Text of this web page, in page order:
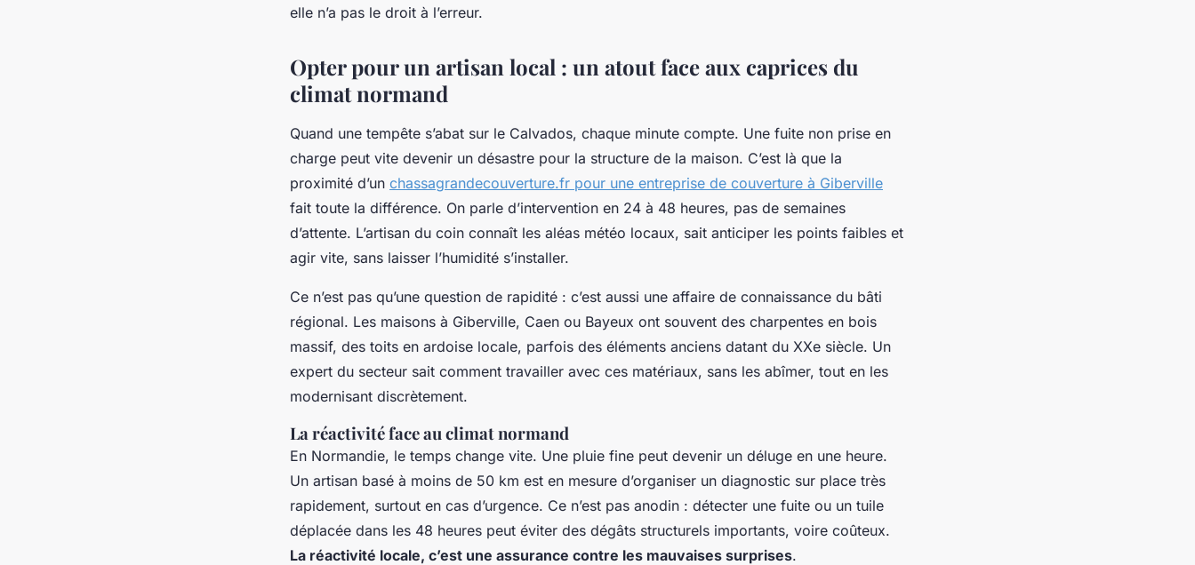
10 min de lectureelle n’a pas le droit à l’erreur.
Opter pour un artisan local : un atout face aux caprices du
climat normand
Quand une tempête s’abat sur le Calvados, chaque minute compte. Une fuite non prise en
charge peut vite devenir un désastre pour la structure de la maison. C’est là que la
proximité d’un chassagrandecouverture.fr pour une entreprise de couverture à Giberville
fait toute la différence. On parle d’intervention en 24 à 48 heures, pas de semaines
d’attente. L’artisan du coin connaît les aléas météo locaux, sait anticiper les points faibles et
agir vite, sans laisser l’humidité s’installer.
Ce n’est pas qu’une question de rapidité : c’est aussi une affaire de connaissance du bâti
régional. Les maisons à Giberville, Caen ou Bayeux ont souvent des charpentes en bois
massif, des toits en ardoise locale, parfois des éléments anciens datant du XXe siècle. Un
expert du secteur sait comment travailler avec ces matériaux, sans les abîmer, tout en les
modernisant discrètement.
La réactivité face au climat normand
En Normandie, le temps change vite. Une pluie fine peut devenir un déluge en une heure.
Un artisan basé à moins de 50 km est en mesure d’organiser un diagnostic sur place très
rapidement, surtout en cas d’urgence. Ce n’est pas anodin : détecter une fuite ou un tuile
déplacée dans les 48 heures peut éviter des dégâts structurels importants, voire coûteux.
La réactivité locale, c’est une assurance contre les mauvaises surprises.